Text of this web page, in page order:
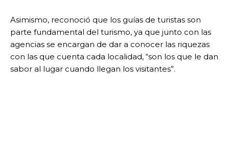
Asimismo, reconoció que los guías de turistas son
parte fundamental del turismo, ya que junto con las
agencias se encargan de dar a conocer las riquezas
con las que cuenta cada localidad, “son los que le dan
sabor al lugar cuando llegan los visitantes”.